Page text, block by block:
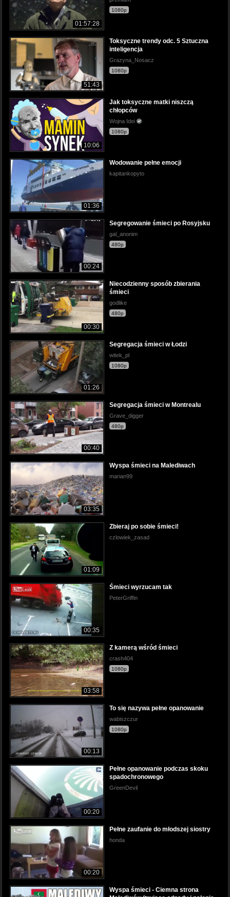
01:57:28
1080p
51:43
Toksyczne trendy odc. 5 Sztuczna
inteligencja
Grazyna_Nosacz
1080p
10:06
Jak toksyczne matki niszczą
chłopców
Wojna Idei
1080p
01:36
Wodowanie pełne emocji
kapitankopyto
00:24
Segregowanie śmieci po Rosyjsku
gal_anonim
480p
00:30
Niecodzienny sposób zbierania
śmieci
godlike
480p
01:26
Segregacja śmieci w Łodzi
witek_pl
1080p
00:40
Segregacja śmieci w Montrealu
Grave_digger
480p
03:35
Wyspa śmieci na Malediwach
marian99
01:09
Zbieraj po sobie śmieci!
czlowiek_zasad
00:35
Śmieci wyrzucam tak
PeterGriffin
03:58
Z kamerą wśród śmieci
crash404
1080p
00:13
To się nazywa pełne opanowanie
wabiszczur
1080p
00:20
Pełne opanowanie podczas skoku
spadochronowego
GreenDevil
00:20
Pełne zaufanie do młodszej siostry
honda
Wyspa śmieci - Ciemna strona